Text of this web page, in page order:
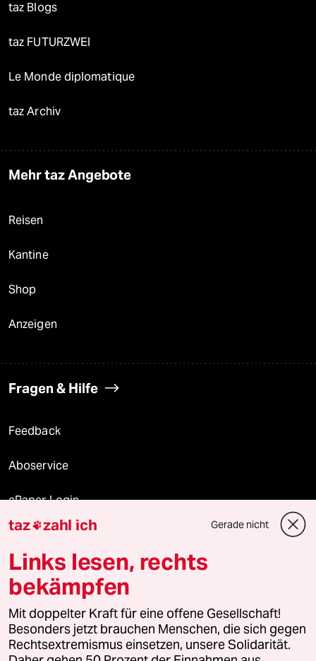
taz Blogs
taz FUTURZWEI
Le Monde diplomatique
taz Archiv
Mehr taz Angebote
Reisen
Kantine
Shop
Anzeigen
Fragen & Hilfe
Feedback
Aboservice
ePaper Login
Downloads für Abonnierende
© 2026 taz Verlags und Vertriebs GmbH
Alle Rechte vorbehalten. Bei rechtlichen Fragen oder für Genehmigungen
wenden Sie sich bitte an lizenzen@taz.de
taz zahl ich Gerade nicht
Links lesen, rechts
bekämpfen
Mit doppelter Kraft für eine offene Gesellschaft!
Besonders jetzt brauchen Menschen, die sich gegen
Rechtsextremismus einsetzen, unsere Solidarität.